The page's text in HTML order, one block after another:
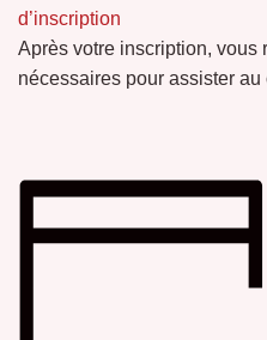
d’inscription
Après votre inscription, vous
nécessaires pour assister au